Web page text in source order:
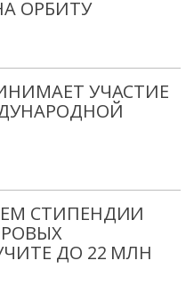
ОРБИТУ
УЧАСТИЕ
СТИПЕНДИИ
ДО 22 МЛН